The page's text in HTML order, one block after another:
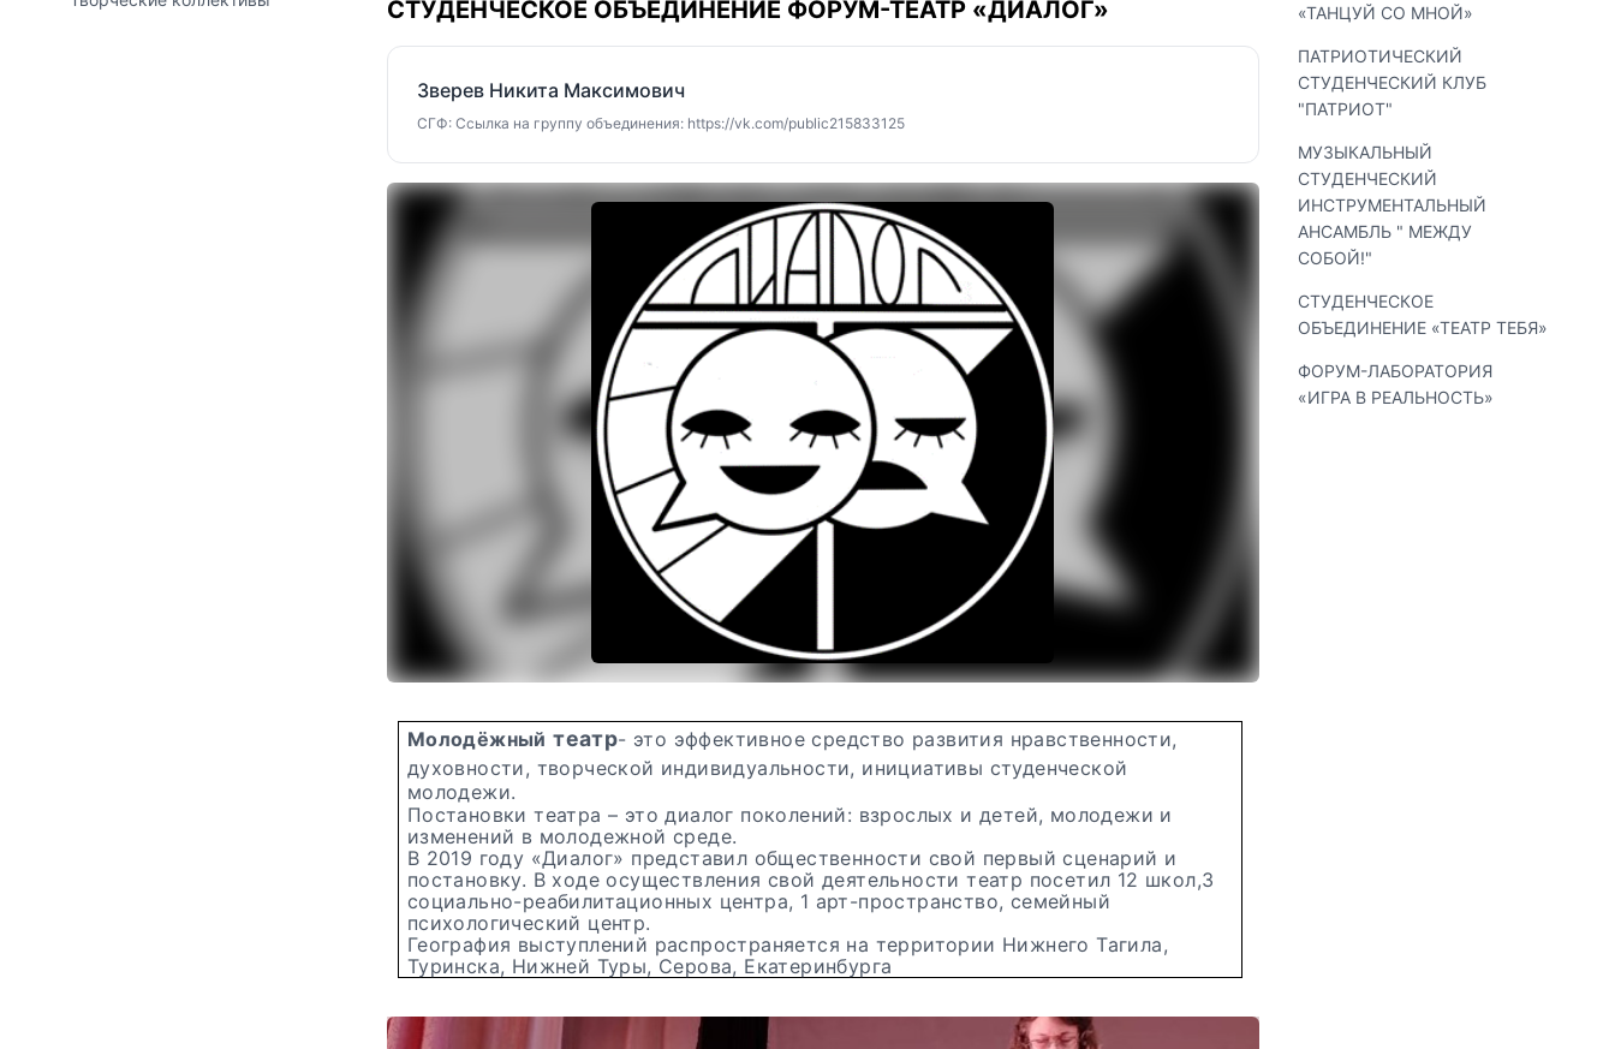
«ТАНЦУЙ СО МНОЙ»
ПАТРИОТИЧЕСКИЙ
СТУДЕНЧЕСКИЙ КЛУБ
"ПАТРИОТ"
МУЗЫКАЛЬНЫЙ
СТУДЕНЧЕСКИЙ
ИНСТРУМЕНТАЛЬНЫЙ
АНСАМБЛЬ " МЕЖДУ
СОБОЙ!"
СТУДЕНЧЕСКОЕ
ОБЪЕДИНЕНИЕ «ТЕАТР ТЕБЯ»
ФОРУМ-ЛАБОРАТОРИЯ
«ИГРА В РЕАЛЬНОСТЬ»
СТУДЕНЧЕСКОЕ ОБЪЕДИНЕНИЕ ФОРУМ-ТЕАТР «ДИАЛОГ»
Зверев Никита Максимович
СГФ: Ссылка на группу объединения: https://vk.com/public215833125
Молодёжный театр- это эффективное средство развития нравственности,
духовности, творческой индивидуальности, инициативы студенческой
молодежи.
Постановки театра – это диалог поколений: взрослых и детей, молодежи и
изменений в молодежной среде.
В 2019 году «Диалог» представил общественности свой первый сценарий и
постановку. В ходе осуществления свой деятельности театр посетил 12 школ,3
социально-реабилитационных центра, 1 арт-пространство, семейный
психологический центр.
География выступлений распространяется на территории Нижнего Тагила,
Туринска, Нижней Туры, Серова, Екатеринбурга